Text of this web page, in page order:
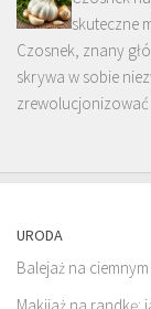
skuteczne
Czosnek, znany
skrywa w sobie
URODA
Balejaż na